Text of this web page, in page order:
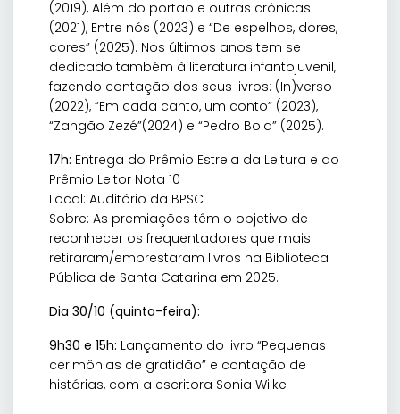
(2019), Além do portão e outras crônicas
(2021), Entre nós (2023) e “De espelhos, dores,
cores” (2025). Nos últimos anos tem se
dedicado também à literatura infantojuvenil,
fazendo contação dos seus livros: (In)verso
(2022), “Em cada canto, um conto” (2023),
“Zangão Zezé”(2024) e “Pedro Bola” (2025).
17h: Entrega do Prêmio Estrela da Leitura e do
Prêmio Leitor Nota 10
Local: Auditório da BPSC
Sobre: As premiações têm o objetivo de
reconhecer os frequentadores que mais
retiraram/emprestaram livros na Biblioteca
Pública de Santa Catarina em 2025.
Dia 30/10 (quinta-feira):
9h30 e 15h: Lançamento do livro “Pequenas
cerimônias de gratidão” e contação de
histórias, com a escritora Sonia Wilke